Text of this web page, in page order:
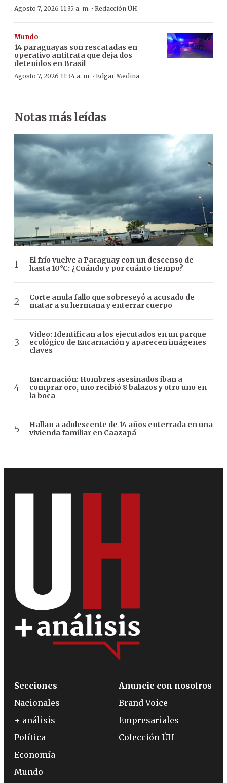
Agosto 7, 2026 11:35 a. m. · Redacción ÚH
Mundo
14 paraguayas son rescatadas en
operativo antitrata que deja dos
detenidos en Brasil
Agosto 7, 2026 11:34 a. m. · Edgar Medina
Notas más leídas
El frío vuelve a Paraguay con un descenso de
hasta 10°C: ¿Cuándo y por cuánto tiempo?
Corte anula fallo que sobreseyó a acusado de
matar a su hermana y enterrar cuerpo
Video: Identifican a los ejecutados en un parque
ecológico de Encarnación y aparecen imágenes
claves
Encarnación: Hombres asesinados iban a
comprar oro, uno recibió 8 balazos y otro uno en
la boca
Hallan a adolescente de 14 años enterrada en una
vivienda familiar en Caazapá
Secciones
Nacionales
+ análisis
Política
Economía
Mundo
Anuncie con nosotros
Brand Voice
Empresariales
Colección ÚH